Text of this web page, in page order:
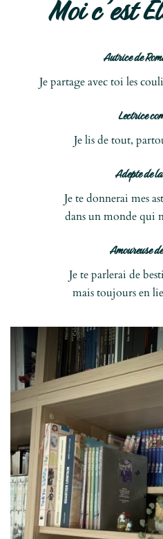
Moi c’est
Autrice de
Je partage avec toi les
Lectrice
Je lis de tout,
Adepte de
Je te donnerai mes
dans un monde qui
Amoureuse
Je te parlerai de
mais toujours en